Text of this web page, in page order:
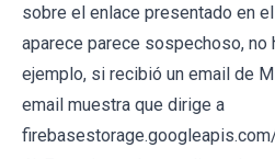
sobre el enlace presentado en
aparece parece sospechoso, no
ejemplo, si recibió un email de
email muestra que dirige a